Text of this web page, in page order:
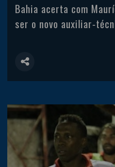
Bahia acerta com
ser o novo auxiliar-